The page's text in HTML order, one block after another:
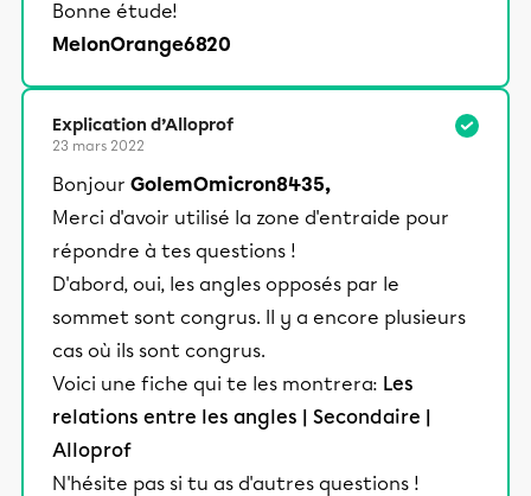
Bonne étude!
MelonOrange6820
Explication d’Alloprof
23 mars 2022
Bonjour GolemOmicron8435,
Merci d'avoir utilisé la zone d'entraide pour
répondre à tes questions !
D'abord, oui, les angles opposés par le
sommet sont congrus. Il y a encore plusieurs
cas où ils sont congrus.
Voici une fiche qui te les montrera: Les
relations entre les angles | Secondaire |
Alloprof
N'hésite pas si tu as d'autres questions !